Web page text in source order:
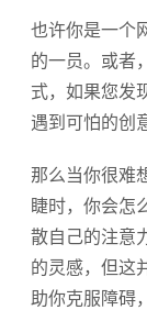
也许你是一个
的一员。或者
式，如果您发
遇到可怕的创
那么当你很难
睫时，你会怎
散自己的注意
的灵感，但这
助你克服障碍